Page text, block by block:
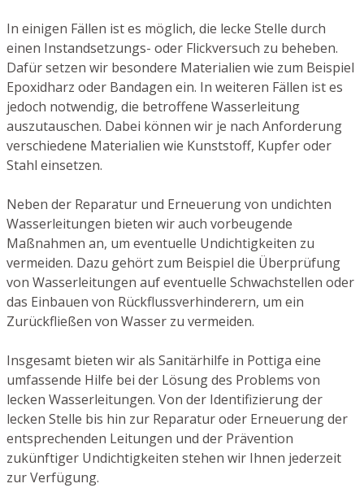
In einigen Fällen ist es möglich, die lecke Stelle durch
einen Instandsetzungs- oder Flickversuch zu beheben.
Dafür setzen wir besondere Materialien wie zum Beispiel
Epoxidharz oder Bandagen ein. In weiteren Fällen ist es
jedoch notwendig, die betroffene Wasserleitung
auszutauschen. Dabei können wir je nach Anforderung
verschiedene Materialien wie Kunststoff, Kupfer oder
Stahl einsetzen.
Neben der Reparatur und Erneuerung von undichten
Wasserleitungen bieten wir auch vorbeugende
Maßnahmen an, um eventuelle Undichtigkeiten zu
vermeiden. Dazu gehört zum Beispiel die Überprüfung
von Wasserleitungen auf eventuelle Schwachstellen oder
das Einbauen von Rückflussverhinderern, um ein
Zurückfließen von Wasser zu vermeiden.
Insgesamt bieten wir als Sanitärhilfe in Pottiga eine
umfassende Hilfe bei der Lösung des Problems von
lecken Wasserleitungen. Von der Identifizierung der
lecken Stelle bis hin zur Reparatur oder Erneuerung der
entsprechenden Leitungen und der Prävention
zukünftiger Undichtigkeiten stehen wir Ihnen jederzeit
zur Verfügung.